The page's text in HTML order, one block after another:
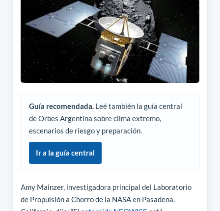
Guía recomendada.Leé también la guía central
de Orbes Argentina sobre clima extremo,
escenarios de riesgo y preparación.
Ir a la guía central
Amy Mainzer, investigadora principal del Laboratorio
de Propulsión a Chorro de la NASA en Pasadena,